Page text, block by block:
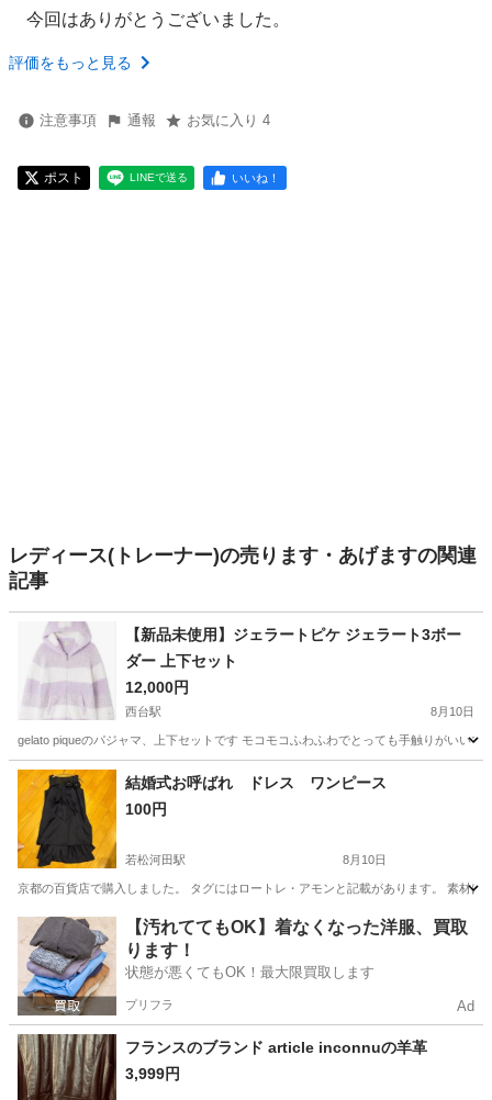
今回はありがとうございました。
評価をもっと見る
注意事項 通報 お気に入り 4
ポスト LINEで送る いいね！
レディース(トレーナー)の売ります・あげますの関連
記事
【新品未使用】ジェラートピケ ジェラート3ボー
ダー 上下セット
12,000円
西台駅 8月10日
gelato piqueのパジャマ、上下セットです モコモコふわふわでとっても手触りがいい
東京 板橋区 西台駅 服/ファッション
結婚式お呼ばれ ドレス ワンピース
100円
若松河田駅 8月10日
京都の百貨店で購入しました。 タグにはロートレ・アモンと記載があります。 素材
東京 新宿区 若松河田駅 スカート
【汚れててもOK】着なくなった洋服、買取
ります！
状態が悪くてもOK！最大限買取します
プリフラ Ad
フランスのブランド article inconnuの羊革
3,999円